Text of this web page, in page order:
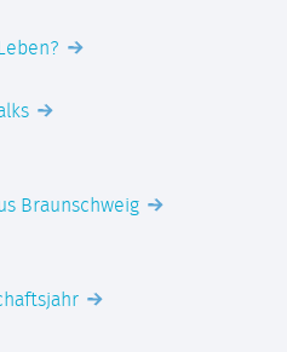
Braunschweig